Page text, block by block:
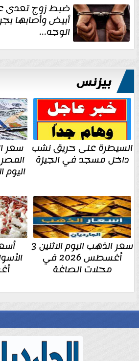
ضبط زوج تعدى
أبيض وأصابها
الوجه...
بيزنس
السيطرة على حريق نشب
داخل مسجد في الجيزة
سعر
اليوم
سعر الذهب اليوم الاثنين 3
أغسطس 2026 في
محلات الصاغة